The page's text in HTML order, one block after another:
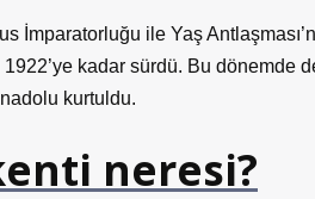
İmparatorluğu ile Yaş
1922’ye kadar sürdü. Bu dönemde
kurtuldu.
neresi?